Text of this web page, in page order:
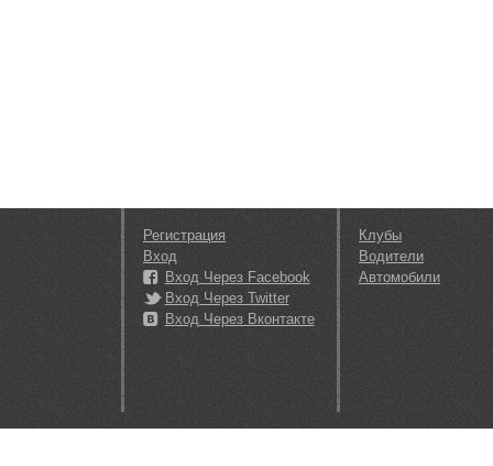
Регистрация
Вход
Вход Через Facebook
Вход Через Twitter
Вход Через Вконтакте
Клубы
Водители
Автомобили